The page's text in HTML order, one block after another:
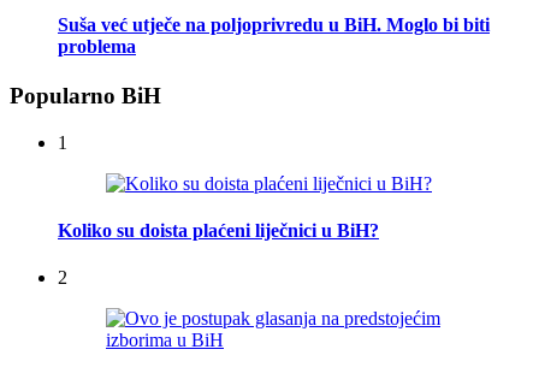
Suša već utječe na poljoprivredu u BiH. Moglo bi biti
problema
Popularno BiH
1
Koliko su doista plaćeni liječnici u BiH?
2